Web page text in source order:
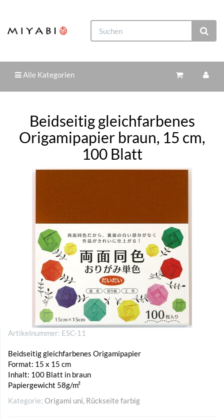
Alle Kategorien
Beidseitig gleichfarbenes
Origamipapier braun, 15 cm,
100 Blatt
Artikelnummer: ESC-11
Beidseitig gleichfarbenes Origamipapier
Format: 15 x 15 cm
Inhalt: 100 Blatt in braun
Papiergewicht 58g/m²
Kategorie: Origami uni, Rückseite farbig